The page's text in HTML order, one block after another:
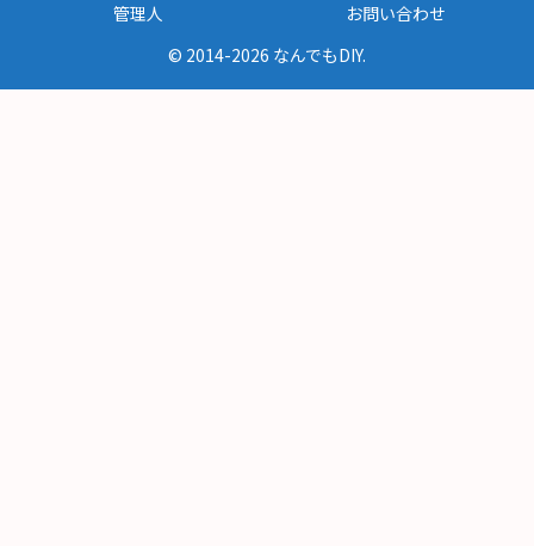
管理人
お問い合わせ
© 2014-2026 なんでもDIY.